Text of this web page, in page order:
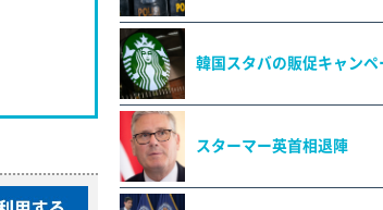
韓国スタバの販促キャンペ
スターマー英首相退陣